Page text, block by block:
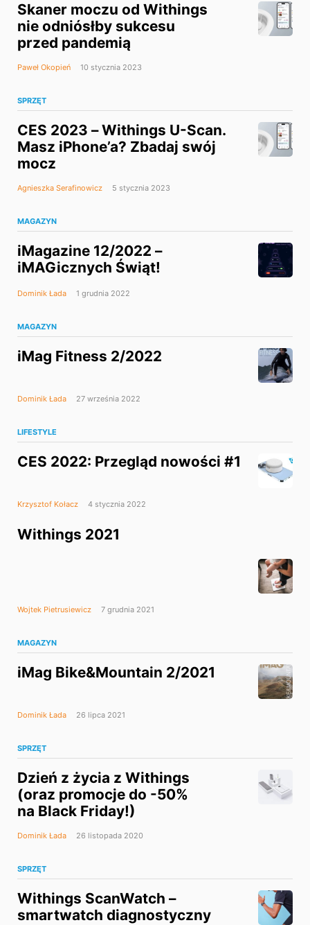
Skaner moczu od Withings
nie odniósłby sukcesu
przed pandemią
Paweł Okopień 10 stycznia 2023
SPRZĘT
CES 2023 – Withings U-Scan.
Masz iPhone’a? Zbadaj swój
mocz
Agnieszka Serafinowicz 5 stycznia 2023
MAGAZYN
iMagazine 12/2022 –
iMAGicznych Świąt!
Dominik Łada 1 grudnia 2022
MAGAZYN
iMag Fitness 2/2022
Dominik Łada 27 września 2022
LIFESTYLE
CES 2022: Przegląd nowości #1
Krzysztof Kołacz 4 stycznia 2022
Withings 2021
Wojtek Pietrusiewicz 7 grudnia 2021
MAGAZYN
iMag Bike&Mountain 2/2021
Dominik Łada 26 lipca 2021
SPRZĘT
Dzień z życia z Withings
(oraz promocje do -50%
na Black Friday!)
Dominik Łada 26 listopada 2020
SPRZĘT
Withings ScanWatch –
smartwatch diagnostyczny